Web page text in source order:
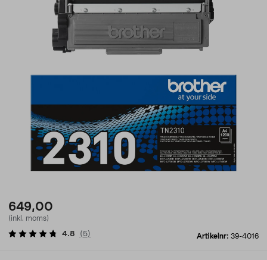
649,00
(inkl. moms)
Artikelnr: 39-4016
4.8 ( 5)